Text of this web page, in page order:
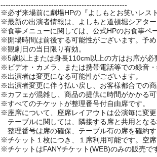
--------------------------------------------------
※必ず来場前に劇場HPの『よしもとお笑いレス
※最新の出演者情報は、よしもと道頓堀シアター
※食事メニューに関しては、公式HPのお食事ペ
※開場時間は前後する可能性がございます。予め
※観劇日の当日限り有効。
※5歳以上または身長110cm以上の方はお席が必
※ビデオ・カメラ、または携帯電話等での録音・
※出演者は変更になる可能性がございます。
※出演者変更に伴う払い戻し、お客様都合での
※カフェが混雑し、商品の提供に時間がかかる
※すべてのチケットが整理番号付自由席です。
※座席について、座席レイアウトは公演毎に変更
テーブルに関しては、隣接する席と共用とな
整理番号は席の確保、テーブル有の席を確約す
※チケット１枚につき、１席利用可能です。空
※チケットはFANYチケット(WEB)のみの販売